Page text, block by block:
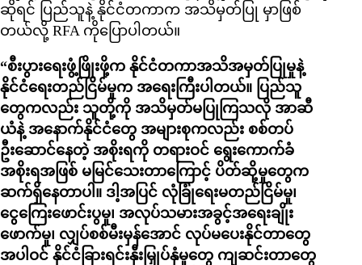
ဆိုရင် ပြည်သူနဲ့ နိုင်ငံတကာက အသိမှတ်ပြု မှာဖြစ်
တယ်လို့ RFA ကိုပြောပါတယ်။
“စီးပွားရေးဖွံ့ဖြိုးဖို့က နိုင်ငံတကာအသိအမှတ်ပြုမှုနဲ့
နိုင်ငံရေးတည်ငြိမ်မှုက အရေးကြီးပါတယ်။ ပြည်သူ
တွေကလည်း သူတို့ကို အသိမှတ်မပြုကြသလို အာဆီ
ယံနဲ့ အနောက်နိုင်ငံတွေ အများစုကလည်း စစ်တပ်
ဦးဆောင်နေတဲ့ အစိုးရကို တရားဝင် ရွေးကောက်ခံ
အစိုးရအဖြစ် မမြင်သေးတာကြောင့် ပိတ်ဆို့မှုတွေက
ဆက်ရှိနေတာပါ။ ဒါ့အပြင် လုံခြုံရေးမတည်ငြိမ်မှု၊
ငွေကြေးဖောင်းပွမှု၊ အလုပ်သမားအခွင့်အရေးချိုး
ဖောက်မှု၊ လျှပ်စစ်မီးမှန်အောင် လုပ်မပေးနိုင်တာတွေ
အပါဝင် နိုင်ငံခြားရင်းနှီးမြှုပ်နှံမှုတွေ ကျဆင်းတာတွေ